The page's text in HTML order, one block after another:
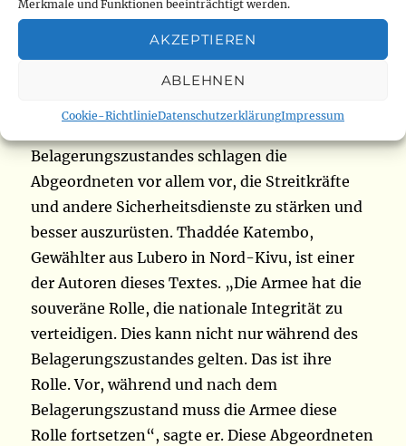
Merkmale und Funktionen beeinträchtigt werden.
AKZEPTIEREN
ABLEHNEN
Cookie-RichtlinieDatenschutzerklärungImpressum
schlägt das Ende der Militärverwaltung vor.
dezentralen Gebietskörperschaften ihre
Tätigkeit normal wieder auf, ebenso wie die
Belagerungszustandes schlagen die
Abgeordneten vor allem vor, die Streitkräfte
und andere Sicherheitsdienste zu stärken und
besser auszurüsten. Thaddée Katembo,
Gewählter aus Lubero in Nord-Kivu, ist einer
der Autoren dieses Textes. „Die Armee hat die
souveräne Rolle, die nationale Integrität zu
verteidigen. Dies kann nicht nur während des
Belagerungszustandes gelten. Das ist ihre
Rolle. Vor, während und nach dem
Belagerungszustand muss die Armee diese
Rolle fortsetzen“, sagte er. Diese Abgeordneten